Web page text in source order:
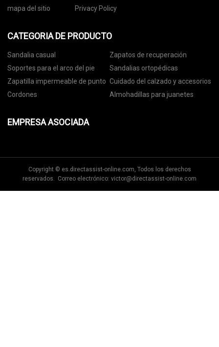
mapa del sitio
Privacy Policy
CATEGORIA DE PRODUCTO
Sandalia casual
Zapatos de recuperación
Soportes para el arco del pie
Sandalias ortopédicas
Zapatilla impermeable de punto Cuidado del calzado y accesorios
Cordones
Almohadillas para juanetes
EMPRESA ASOCIADA
Copyright © es.directassist-online.com, Todos los derechos
reservados. Correo electrónico: victor@directassist-online.com